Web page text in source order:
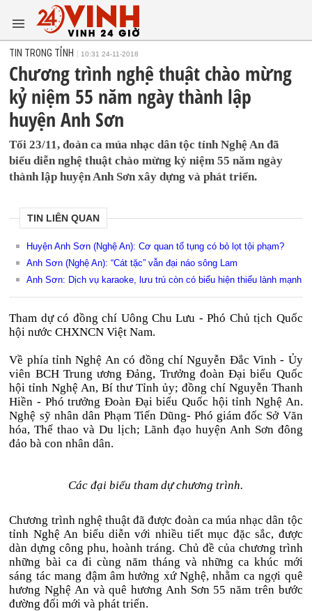
TIN TRONG TỈNH 10:31 24-11-2018
Chương trình nghệ thuật chào mừng
kỷ niệm 55 năm ngày thành lập
huyện Anh Sơn
Tối 23/11, đoàn ca múa nhạc dân tộc tỉnh Nghệ An đã
biểu diễn nghệ thuật chào mừng kỷ niệm 55 năm ngày
thành lập huyện Anh Sơn xây dựng và phát triển.
TIN LIÊN QUAN
Huyện Anh Sơn (Nghệ An): Cơ quan tố tụng có bỏ lọt tội phạm?
Anh Sơn (Nghệ An): “Cát tặc” vẫn đại náo sông Lam
Anh Sơn: Dịch vụ karaoke, lưu trú còn có biểu hiện thiếu lành mạnh
Tham dự có đồng chí Uông Chu Lưu - Phó Chủ tịch Quốc
hội nước CHXNCN Việt Nam.
Về phía tỉnh Nghệ An có đồng chí Nguyễn Đắc Vinh - Ủy
viên BCH Trung ương Đảng, Trưởng đoàn Đại biểu Quốc
hội tỉnh Nghệ An, Bí thư Tỉnh ủy; đồng chí Nguyễn Thanh
Hiền - Phó trưởng Đoàn Đại biểu Quốc hội tỉnh Nghệ An.
Nghệ sỹ nhân dân Phạm Tiến Dũng- Phó giám đốc Sở Văn
hóa, Thể thao và Du lịch; Lãnh đạo huyện Anh Sơn đông
đảo bà con nhân dân.
Các đại biểu tham dự chương trình.
Chương trình nghệ thuật đã được đoàn ca múa nhạc dân tộc
tỉnh Nghệ An biểu diễn với nhiều tiết mục đặc sắc, được
dàn dựng công phu, hoành tráng. Chủ đề của chương trình
những bài ca đi cùng năm tháng và những ca khúc mới
sáng tác mang đậm âm hưởng xứ Nghệ, nhằm ca ngợi quê
hương Nghệ An và quê hương Anh Sơn 55 năm trên bước
đường đổi mới và phát triển.